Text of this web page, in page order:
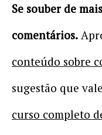
Se souber de
comentários.
conteúdo sobre
sugestão que
curso completo